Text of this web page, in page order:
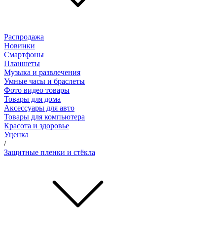
Распродажа
Новинки
Смартфоны
Планшеты
Музыка и развлечения
Умные часы и браслеты
Фото видео товары
Товары для дома
Аксессуары для авто
Товары для компьютера
Красота и здоровье
Уценка
/
Защитные пленки и стёкла